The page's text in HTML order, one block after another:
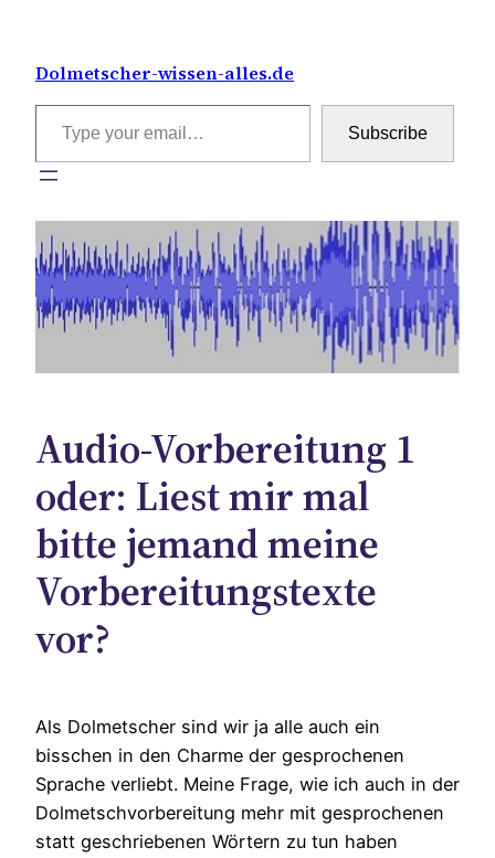
content
Dolmetscher-wissen-alles.de
Type your email…
Subscribe
Audio-Vorbereitung 1
oder: Liest mir mal
bitte jemand meine
Vorbereitungstexte
vor?
Als Dolmetscher sind wir ja alle auch ein
bisschen in den Charme der gesprochenen
Sprache verliebt. Meine Frage, wie ich auch in der
Dolmetschvorbereitung mehr mit gesprochenen
statt geschriebenen Wörtern zu tun haben